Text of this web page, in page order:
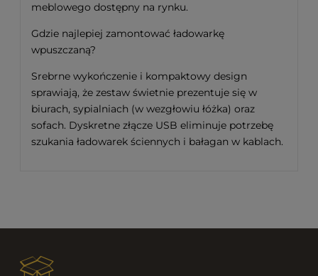
meblowego dostępny na rynku.
Gdzie najlepiej zamontować ładowarkę
wpuszczaną?
Srebrne wykończenie i kompaktowy design
sprawiają, że zestaw świetnie prezentuje się w
biurach, sypialniach (w wezgłowiu łóżka) oraz
sofach. Dyskretne złącze USB eliminuje potrzebę
szukania ładowarek ściennych i bałagan w kablach.